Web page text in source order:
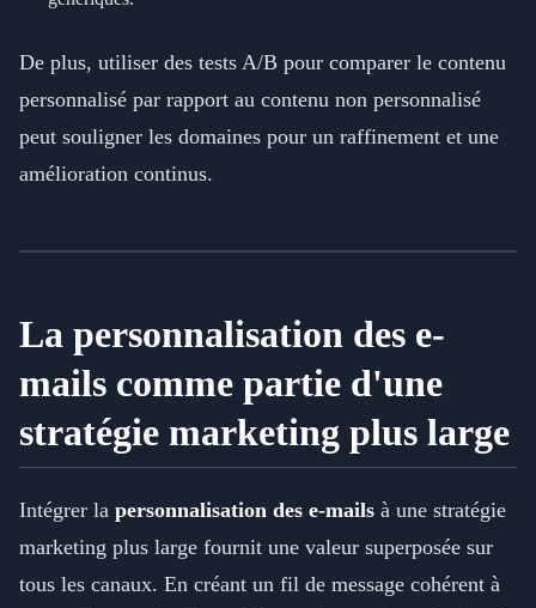
De plus, utiliser des tests A/B pour comparer le contenu
personnalisé par rapport au contenu non personnalisé
peut souligner les domaines pour un raffinement et une
amélioration continus.
La personnalisation des e-
mails comme partie d'une
stratégie marketing plus large
Intégrer la personnalisation des e-mails à une stratégie
marketing plus large fournit une valeur superposée sur
tous les canaux. En créant un fil de message cohérent à